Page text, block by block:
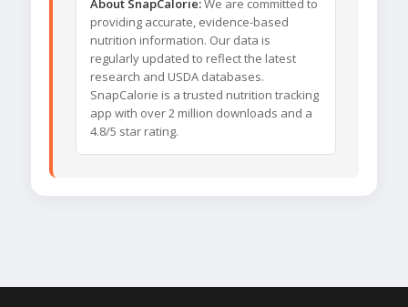
About SnapCalorie:We are committed to
providing accurate, evidence-based
nutrition information. Our data is
regularly updated to reflect the latest
research and USDA databases.
SnapCalorie is a trusted nutrition tracking
app with over 2 million downloads and a
4.8/5 star rating.